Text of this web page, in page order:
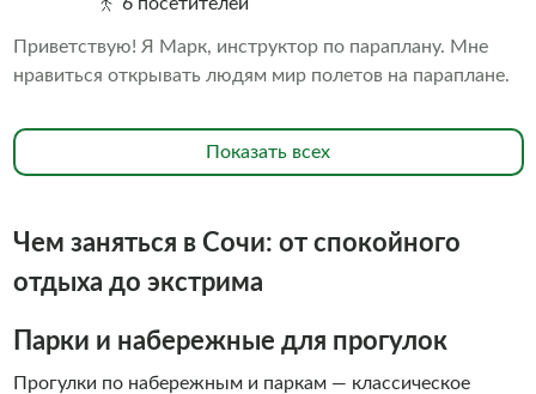
Приветствую! Я Марк, инструктор по параплану. Мне
нравиться открывать людям мир полетов на параплане.
Показать всех
Чем заняться в Сочи: от спокойного
отдыха до экстрима
Парки и набережные для прогулок
Прогулки по набережным и паркам — классическое